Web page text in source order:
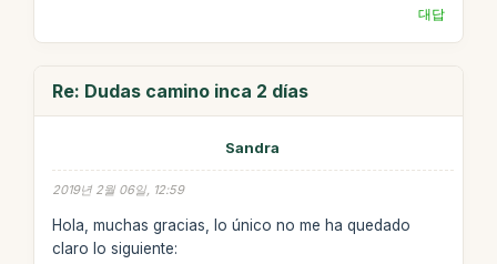
대답
Re: Dudas camino inca 2 días
Sandra
2019년 2월 06일, 12:59
Hola, muchas gracias, lo único no me ha quedado
claro lo siguiente: